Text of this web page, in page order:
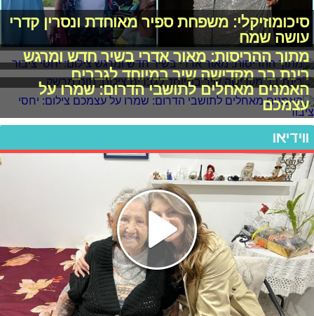
סיכומוזיקלי: משפחת ספיר מאוחדת ונסרין קדרי
עושה שמח
מתוך ההריסות: מאור אדרי בשיר חדש ומרגש
רינת בר מקדישה שיר במיוחד לגברים
האמנים מאחלים לתושבי הדרום: שמרו על
עצמכם
ווידיאו